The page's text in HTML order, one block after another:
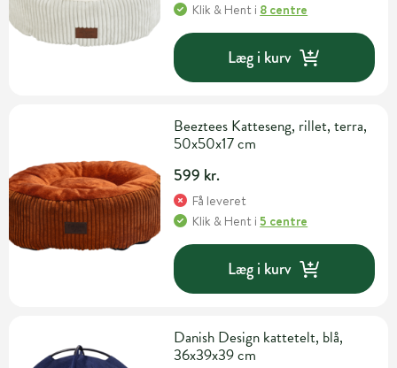
Klik & Hent i 8 centre
Læg i kurv
Beeztees Katteseng, rillet, terra,
50x50x17 cm
599 kr.
Få leveret
Klik & Hent i5 centre
Læg i kurv
Danish Design kattetelt, blå,
36x39x39 cm